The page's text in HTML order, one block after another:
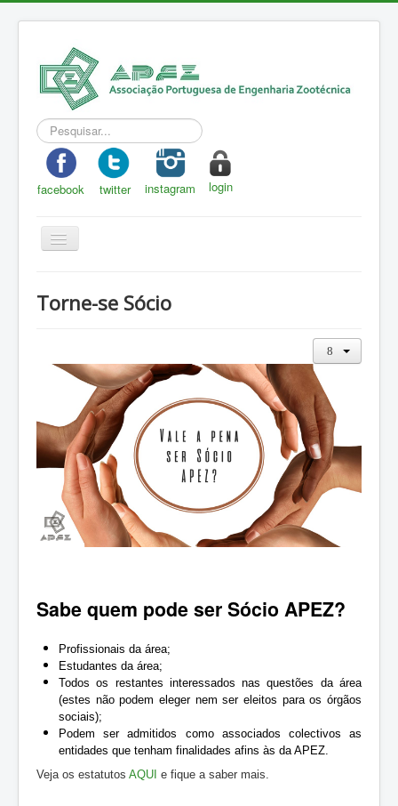
Pesquisar...
facebook twitter instagram login
Toggle
Navigation
A Zootecnia
Eventos
ZOOTEC
RPZ
Loja
Contactos
Sócios
Torne-se Sócio
Sabe quem pode ser Sócio APEZ?
Profissionais da área;
Estudantes da área;
Todos os restantes interessados nas questões da área
(estes não podem eleger nem ser eleitos para os órgãos
sociais);
Podem ser admitidos como associados colectivos as
entidades que tenham finalidades afins às da APEZ.
Veja os estatutos AQUI e fique a saber mais.